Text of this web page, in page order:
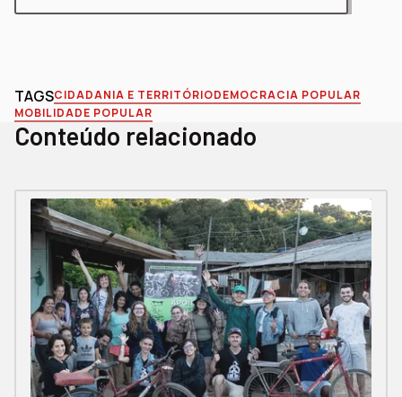
TAGSCIDADANIA E TERRITÓRIODEMOCRACIA POPULAR
MOBILIDADE POPULAR
Conteúdo relacionado